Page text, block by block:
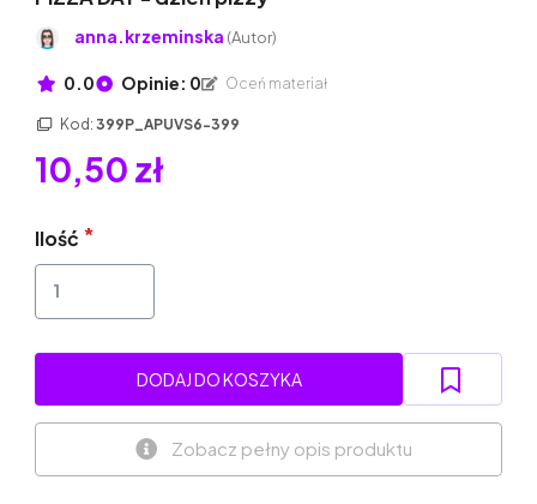
anna.krzeminska (Autor)
0.0 Opinie: 0 Oceń materiał
Kod: 399P_APUVS6-399
10,50 zł
Ilość
DODAJ DO KOSZYKA
Zobacz pełny opis produktu